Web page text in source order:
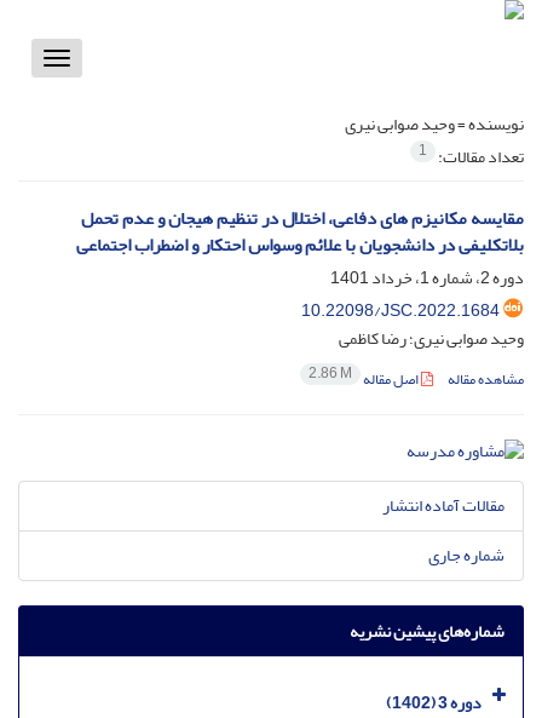
Toggle
نویسنده =وحید صوابی نیری
تعداد مقالات: 1
مقایسه مکانیزم های دفاعی، اختلال در تنظیم هیجان و عدم تحمل
بلاتکلیفی در دانشجویان با علائم وسواس احتکار و اضطراب اجتماعی
دوره 2، شماره 1، خرداد 1401
10.22098/JSC.2022.1684
وحید صوابی نیری؛ رضا کاظمی
مشاهده مقاله اصل مقاله 2.86 M
مقالات آماده انتشار
شماره جاری
شماره‌های پیشین نشریه
دوره 3 (1402)